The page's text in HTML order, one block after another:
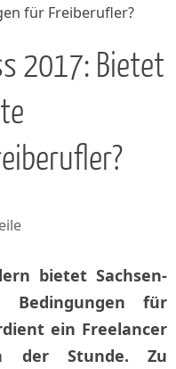
für Freiberufler?
2017: Bietet
bietet Sachsen-
für
ein Freelancer
der Stunde. Zu